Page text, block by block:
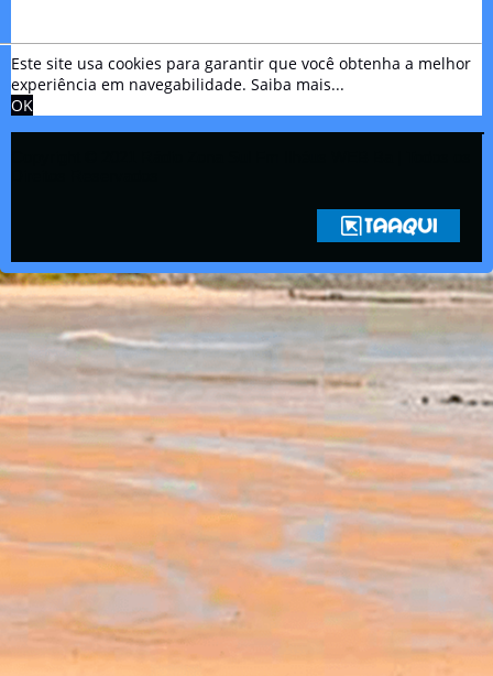
Este site usa cookies para garantir que você obtenha a melhor
experiência em navegabilidade. Saiba mais...
OK